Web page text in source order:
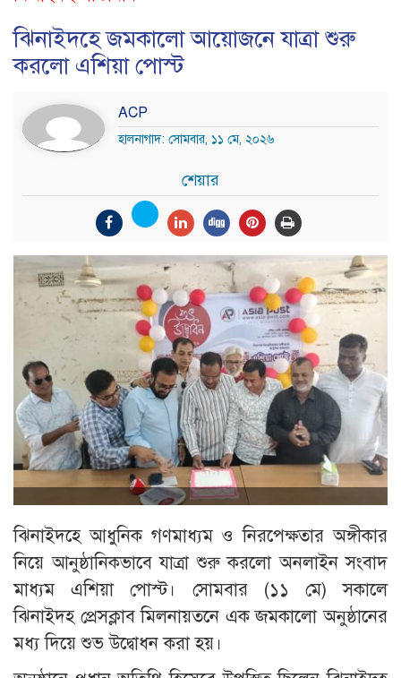
ঝিনাইদহে জমকালো আয়োজনে যাত্রা শুরু
করলো এশিয়া পোস্ট
ACP
হালনাগাদ: সোমবার, ১১ মে, ২০২৬
শেয়ার
ঝিনাইদহে আধুনিক গণমাধ্যম ও নিরপেক্ষতার অঙ্গীকার
নিয়ে আনুষ্ঠানিকভাবে যাত্রা শুরু করলো অনলাইন সংবাদ
মাধ্যম এশিয়া পোস্ট। সোমবার (১১ মে) সকালে
ঝিনাইদহ প্রেসক্লাব মিলনায়তনে এক জমকালো অনুষ্ঠানের
মধ্য দিয়ে শুভ উদ্বোধন করা হয়।